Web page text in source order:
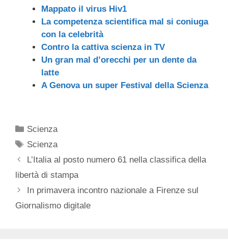
Mappato il virus Hiv1
La competenza scientifica mal si coniuga
con la celebrità
Contro la cattiva scienza in TV
Un gran mal d’orecchi per un dente da
latte
A Genova un super Festival della Scienza
Categorie
Scienza
Tag
Scienza
L’Italia al posto numero 61 nella classifica della
libertà di stampa
In primavera incontro nazionale a Firenze sul
Giornalismo digitale